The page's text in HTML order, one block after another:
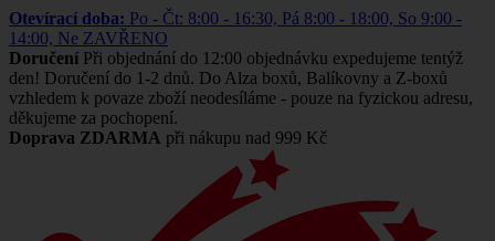
Otevírací doba: Po - Čt: 8:00 - 16:30, Pá 8:00 - 18:00, So 9:00 -
14:00, Ne ZAVŘENO
Doručení Při objednání do 12:00 objednávku expedujeme tentýž
den! Doručení do 1-2 dnů. Do Alza boxů, Balíkovny a Z-boxů
vzhledem k povaze zboží neodesíláme - pouze na fyzickou adresu,
děkujeme za pochopení.
Doprava ZDARMA při nákupu nad 999 Kč